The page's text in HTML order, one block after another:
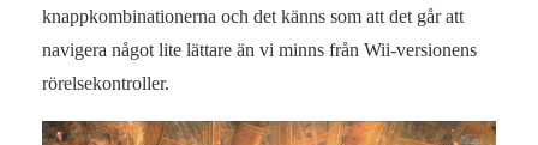
knappkombinationerna och det känns som att det går att
navigera något lite lättare än vi minns från Wii-versionens
rörelsekontroller.